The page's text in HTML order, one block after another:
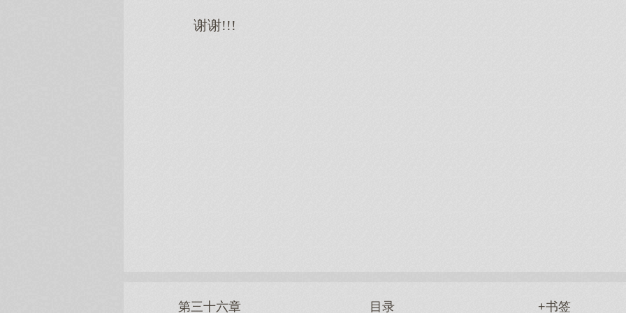
谢谢!!!
第三十六章 目录 +书签